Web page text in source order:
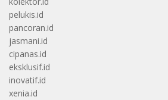
pelukis.id
pancoran.id
jasmani.id
cipanas.id
eksklusif.id
inovatif.id
xenia.id